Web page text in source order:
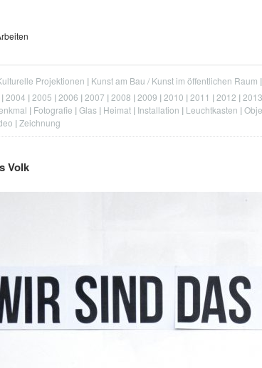
Projektionen Kunst am Bau / Kunst im öffentlichen Raum
2004 2005 2006 2007 2008 2009 2010 2011 2012 2013
Fotografie Glas Heimat Installation Leuchtkasten
Zeichnung
Volk